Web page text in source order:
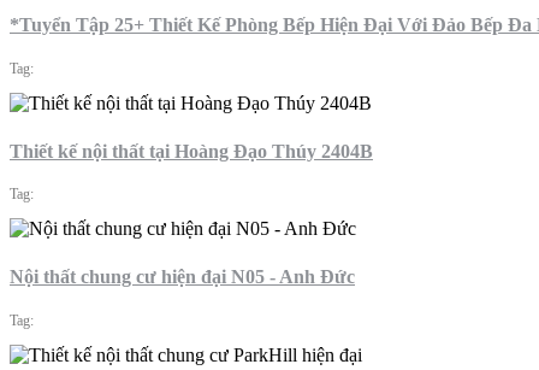
*Tuyển Tập 25+ Thiết Kế Phòng Bếp Hiện Đại Với Đảo Bếp Đa
Tag:
Thiết kế nội thất tại Hoàng Đạo Thúy 2404B
Tag:
Nội thất chung cư hiện đại N05 - Anh Đức
Tag: